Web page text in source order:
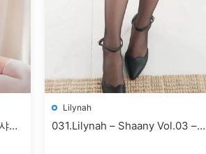
Lilynah
031.Lilynah – Shaany Vol.03 –